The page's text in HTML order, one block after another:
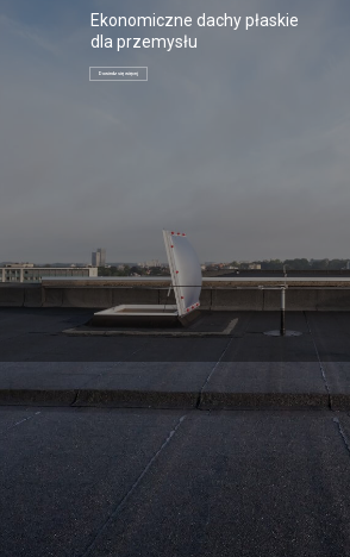
Ekonomiczne dachy płaskie
dla przemysłu
Dowiedz się więcej